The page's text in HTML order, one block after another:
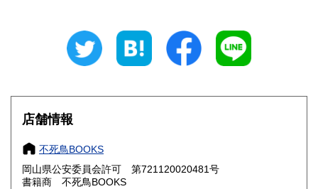
600円 長野県
大阪府 600円 兵庫県
店舗情報
不死鳥BOOKS
岡山県公安委員会許可 第721120020481号
書籍商 不死鳥BOOKS